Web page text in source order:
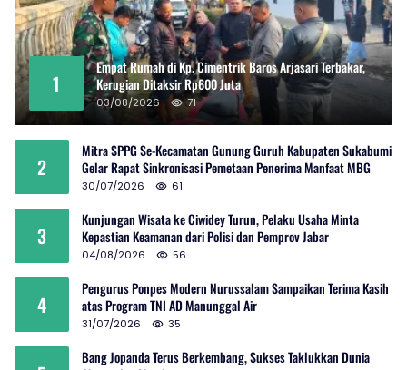
1
Empat Rumah di Kp. Cimentrik Baros Arjasari Terbakar,
Kerugian Ditaksir Rp600 Juta
03/08/2026 71
2
Mitra SPPG Se-Kecamatan Gunung Guruh Kabupaten Sukabumi
Gelar Rapat Sinkronisasi Pemetaan Penerima Manfaat MBG
30/07/2026 61
3
Kunjungan Wisata ke Ciwidey Turun, Pelaku Usaha Minta
Kepastian Keamanan dari Polisi dan Pemprov Jabar
04/08/2026 56
4
Pengurus Ponpes Modern Nurussalam Sampaikan Terima Kasih
atas Program TNI AD Manunggal Air
31/07/2026 35
Bang Jopanda Terus Berkembang, Sukses Taklukkan Dunia